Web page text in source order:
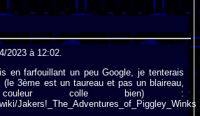
2023 à 12:02.
en farfouillant un peu Google, je tenterais
3ème est un taureau et pas un blaireau,
colle bien) :
Jakers!_The_Adventures_of_Piggley_Winks